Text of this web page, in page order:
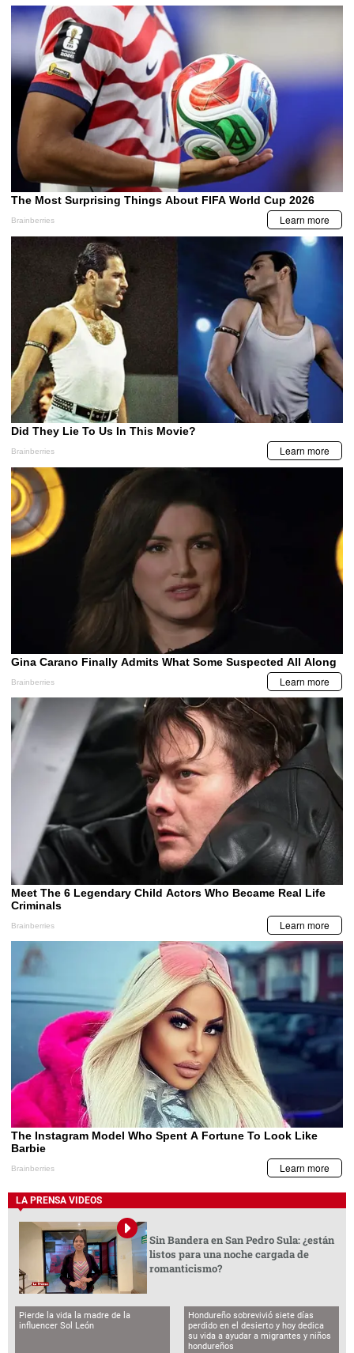
LA PRENSA VIDEOS
Sin Bandera en San Pedro Sula: ¿están
listos para una noche cargada de
romanticismo?
Pierde la vida la madre de la
influencer Sol León
Hondureño sobrevivió siete días
perdido en el desierto y hoy dedica
su vida a ayudar a migrantes y niños
hondureños